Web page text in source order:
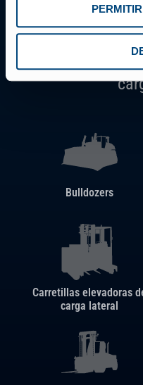
telescópicos,
Bulldozers
Carretillas elevadoras
carga lateral